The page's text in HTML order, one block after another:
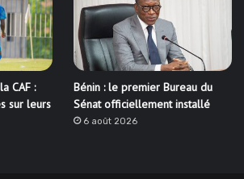
CAF :
sur leurs
Bénin : le premier Bureau du
Sénat officiellement installé
6 août 2026